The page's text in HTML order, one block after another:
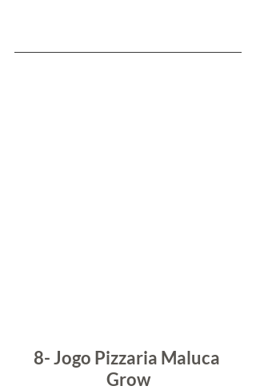
8- Jogo Pizzaria Maluca
Grow